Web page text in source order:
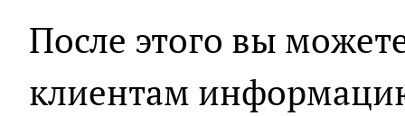
После этого вы
клиентам